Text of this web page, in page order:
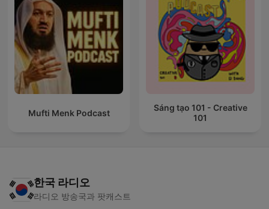
Mufti Menk Podcast
Sáng tạo 101 - Creative
101
한국 라디오
라디오 방송국과 팟캐스트